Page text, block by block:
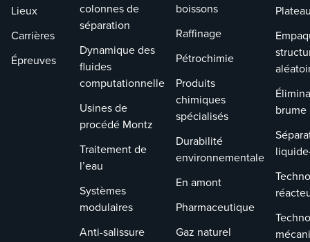
Lieux
Carrières
Épreuves
colonnes de
séparation
Dynamique des
fluides
computationnelle
Usines de
procédé Montz
Traitement de
l’eau
Systèmes
modulaires
Anti-salissure
boissons
Raffinage
Pétrochimie
Produits
chimiques
spécialisés
Durabilité
environnementale
En amont
Pharmaceutique
Gaz naturel
brume